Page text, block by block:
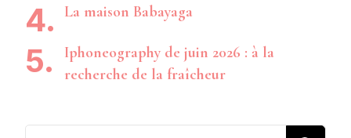
La maison Babayaga
Iphoneography de juin 2026 : à la
recherche de la fraîcheur